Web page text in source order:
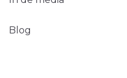
Blog